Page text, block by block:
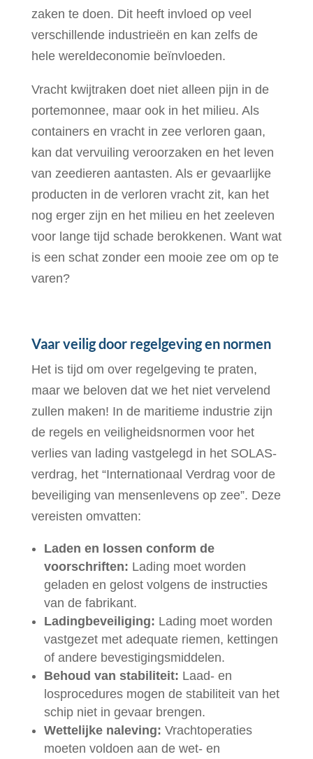
zaken te doen. Dit heeft invloed op veel
verschillende industrieën en kan zelfs de
hele wereldeconomie beïnvloeden.
Vracht kwijtraken doet niet alleen pijn in de
portemonnee, maar ook in het milieu. Als
containers en vracht in zee verloren gaan,
kan dat vervuiling veroorzaken en het leven
van zeedieren aantasten. Als er gevaarlijke
producten in de verloren vracht zit, kan het
nog erger zijn en het milieu en het zeeleven
voor lange tijd schade berokkenen. Want wat
is een schat zonder een mooie zee om op te
varen?
Vaar veilig door regelgeving en normen
Het is tijd om over regelgeving te praten,
maar we beloven dat we het niet vervelend
zullen maken! In de maritieme industrie zijn
de regels en veiligheidsnormen voor het
verlies van lading vastgelegd in het SOLAS-
verdrag, het “Internationaal Verdrag voor de
beveiliging van mensenlevens op zee”. Deze
vereisten omvatten:
Laden en lossen conform de
voorschriften: Lading moet worden
geladen en gelost volgens de instructies
van de fabrikant.
Ladingbeveiliging: Lading moet worden
vastgezet met adequate riemen, kettingen
of andere bevestigingsmiddelen.
Behoud van stabiliteit: Laad- en
losprocedures mogen de stabiliteit van het
schip niet in gevaar brengen.
Wettelijke naleving: Vrachtoperaties
moeten voldoen aan de wet- en